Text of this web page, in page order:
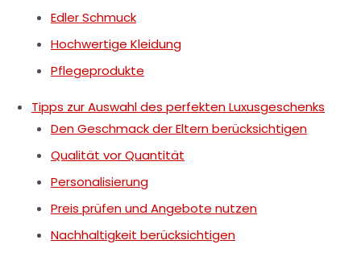
Edler Schmuck
Hochwertige Kleidung
Pflegeprodukte
Tipps zur Auswahl des perfekten Luxusgeschenks
Den Geschmack der Eltern berücksichtigen
Qualität vor Quantität
Personalisierung
Preis prüfen und Angebote nutzen
Nachhaltigkeit berücksichtigen